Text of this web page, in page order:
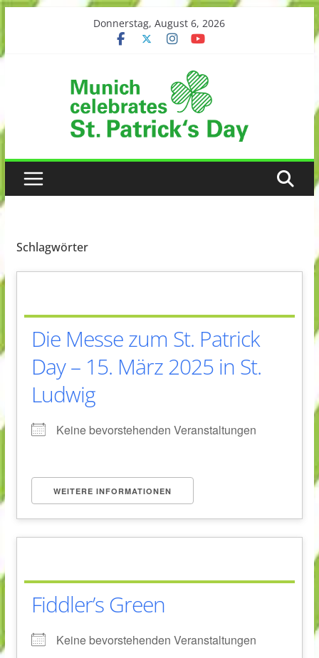
to
content
Donnerstag, August 6, 2026
Schlagwörter
Die Messe zum St. Patrick
Day – 15. März 2025 in St.
Ludwig
Keine bevorstehenden Veranstaltungen
WEITERE INFORMATIONEN
Fiddler’s Green
Keine bevorstehenden Veranstaltungen